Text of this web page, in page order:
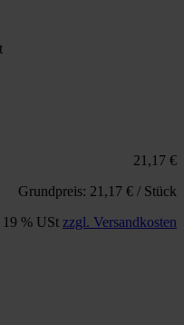
21,17 €
Grundpreis: 21,17 € / Stück
% USt zzgl. Versandkosten